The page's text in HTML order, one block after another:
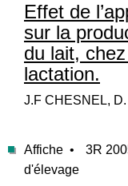
Effet de
sur la
du lait,
lactation.
J.F CHESNEL,
Affiche •
3R
d'élevage